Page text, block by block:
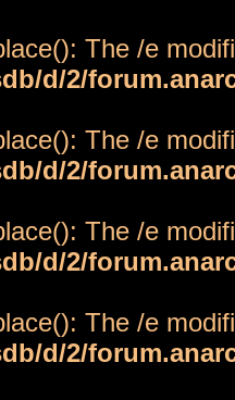
The /e
d/2/
The /e
d/2/
The /e
d/2/
The /e
d/2/